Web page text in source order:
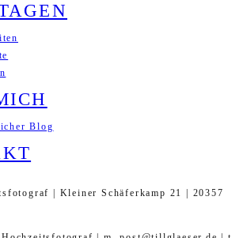
Blog
| Kleiner Schäferkamp 21 | 20357